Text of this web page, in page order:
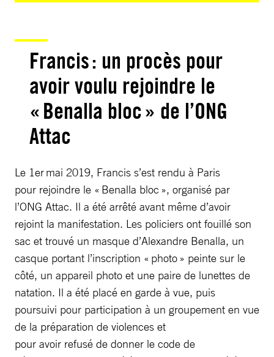
Francis : un procès pour
avoir voulu rejoindre le
« Benalla bloc » de l’ONG
Attac
Le 1er mai 2019, Francis s’est rendu à Paris
pour rejoindre le « Benalla bloc », organisé par
l’ONG Attac. Il a été arrêté avant même d’avoir
rejoint la manifestation. Les policiers ont fouillé son
sac et trouvé un masque d’Alexandre Benalla, un
casque portant l’inscription « photo » peinte sur le
côté, un appareil photo et une paire de lunettes de
natation. Il a été placé en garde à vue, puis
poursuivi pour participation à un groupement en vue
de la préparation de violences et
pour avoir refusé de donner le code de